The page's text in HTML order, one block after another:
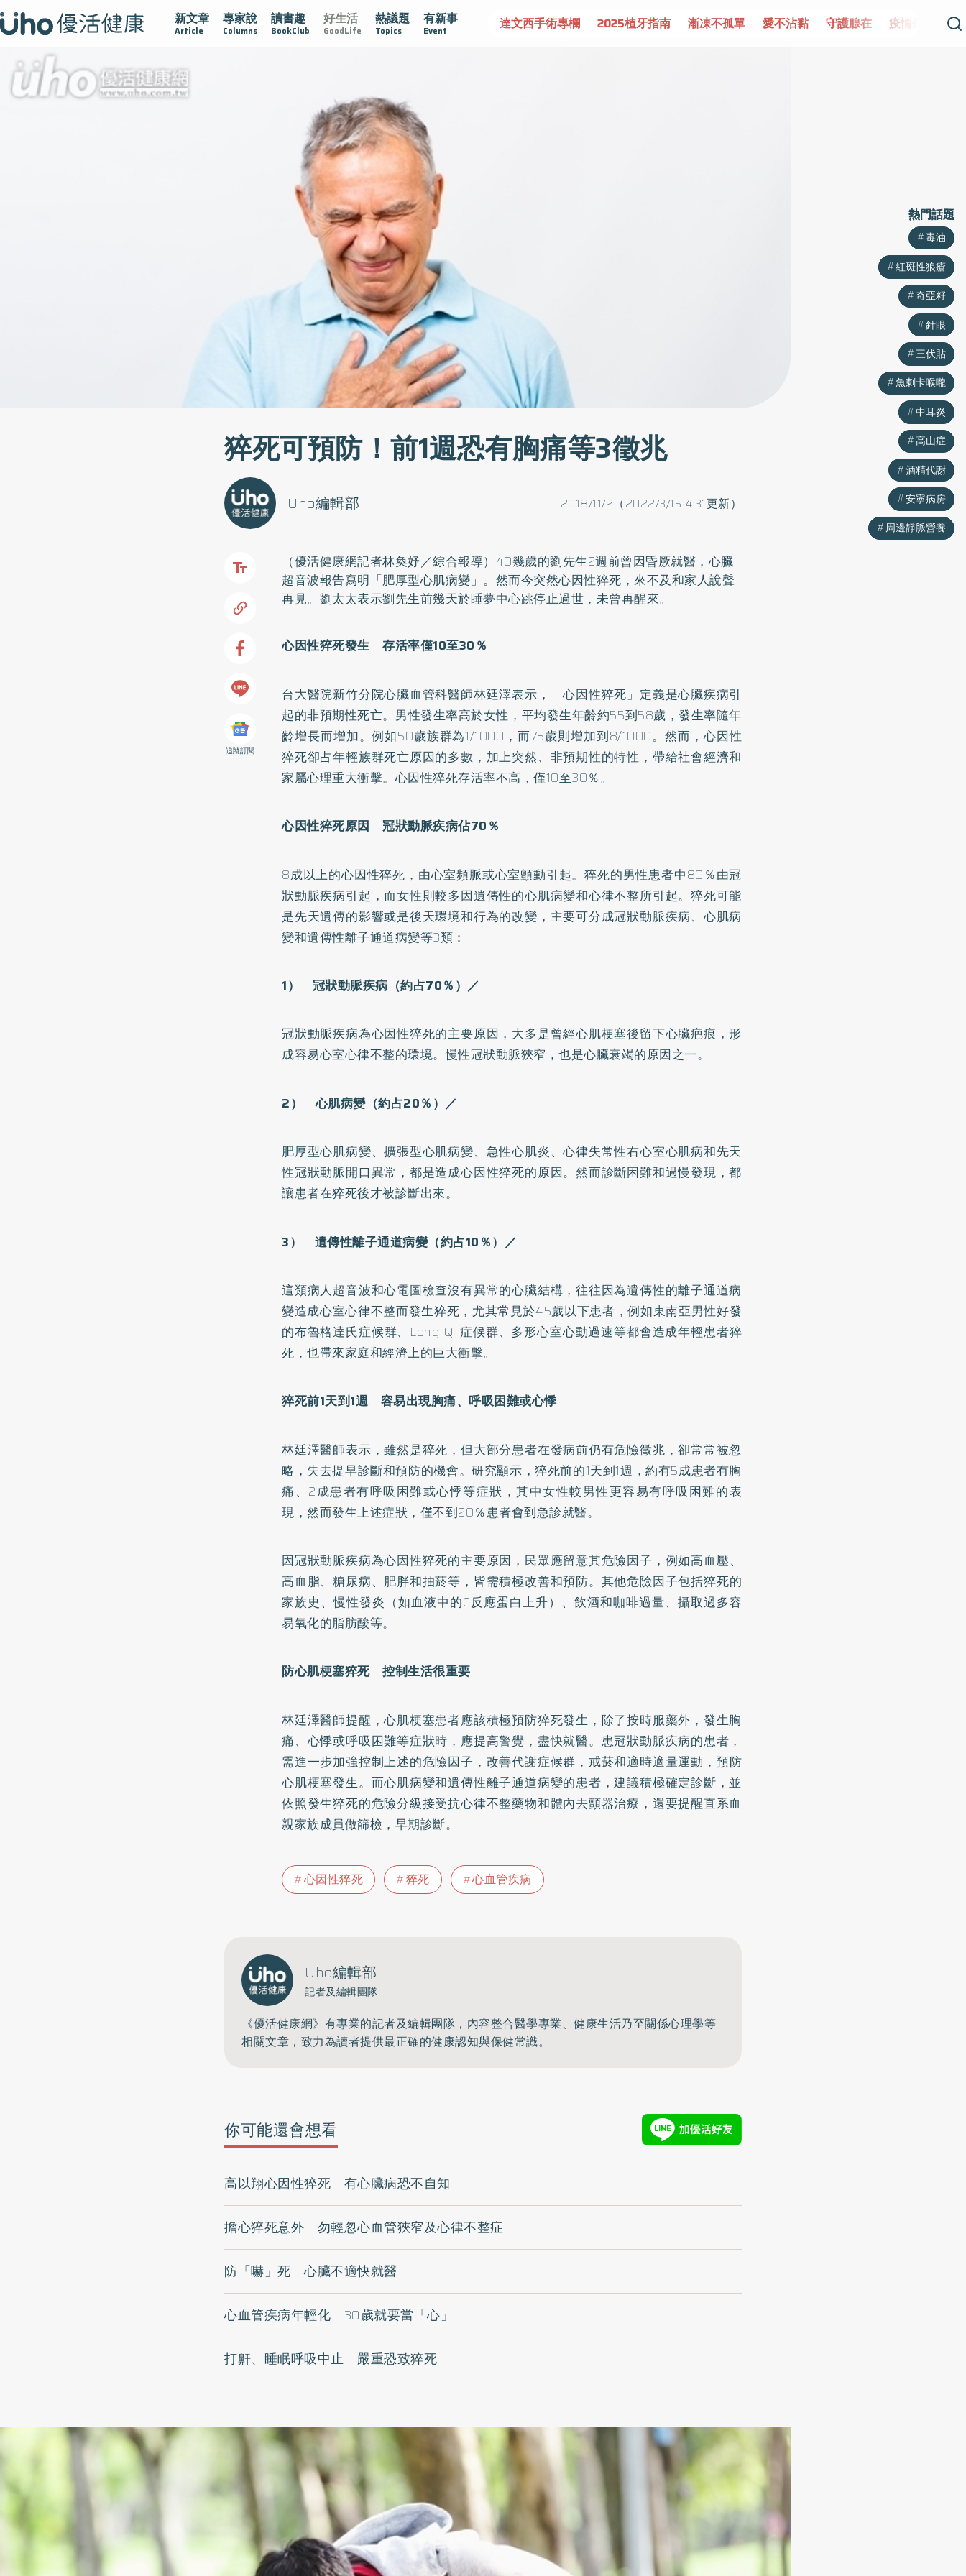
新文章
Article
專家說
Columns
讀書趣
BookClub
好生活
GoodLife
熱議題
Topics
有新事
Event
疫情保衛戰 再生醫學 愛的未來視 認識攝護腺肥大 守護骨骼健康 達文西手術專欄 2025植牙指南 漸凍不孤單 愛不沾黏 守護腺在 疫情保衛戰 再生醫學
猝死可預防！前1週恐有胸痛等3徵兆
2018/11/2（2022/3/15 4:31更新）
Uho編輯部
追蹤訂閱
（優活健康網記者林奐妤／綜合報導）40幾歲的劉先生2週前曾因昏厥就醫，心臟
超音波報告寫明「肥厚型心肌病變」。然而今突然心因性猝死，來不及和家人說聲
再見。劉太太表示劉先生前幾天於睡夢中心跳停止過世，未曾再醒來。
心因性猝死發生 存活率僅10至30％
台大醫院新竹分院心臟血管科醫師林廷澤表示，「心因性猝死」定義是心臟疾病引
起的非預期性死亡。男性發生率高於女性，平均發生年齡約55到58歲，發生率隨年
齡增長而增加。例如50歲族群為1/1000，而75歲則增加到8/1000。然而，心因性
猝死卻占年輕族群死亡原因的多數，加上突然、非預期性的特性，帶給社會經濟和
家屬心理重大衝擊。心因性猝死存活率不高，僅10至30％。
心因性猝死原因 冠狀動脈疾病佔70％
8成以上的心因性猝死，由心室頻脈或心室顫動引起。猝死的男性患者中80％由冠
狀動脈疾病引起，而女性則較多因遺傳性的心肌病變和心律不整所引起。猝死可能
是先天遺傳的影響或是後天環境和行為的改變，主要可分成冠狀動脈疾病、心肌病
變和遺傳性離子通道病變等3類：
1） 冠狀動脈疾病（約占70％）／
冠狀動脈疾病為心因性猝死的主要原因，大多是曾經心肌梗塞後留下心臟疤痕，形
成容易心室心律不整的環境。慢性冠狀動脈狹窄，也是心臟衰竭的原因之一。
2） 心肌病變（約占20％）／
肥厚型心肌病變、擴張型心肌病變、急性心肌炎、心律失常性右心室心肌病和先天
性冠狀動脈開口異常，都是造成心因性猝死的原因。然而診斷困難和過慢發現，都
讓患者在猝死後才被診斷出來。
3） 遺傳性離子通道病變（約占10％）／
這類病人超音波和心電圖檢查沒有異常的心臟結構，往往因為遺傳性的離子通道病
變造成心室心律不整而發生猝死，尤其常見於45歲以下患者，例如東南亞男性好發
的布魯格達氏症候群、Long-QT症候群、多形心室心動過速等都會造成年輕患者猝
死，也帶來家庭和經濟上的巨大衝擊。
猝死前1天到1週 容易出現胸痛、呼吸困難或心悸
林廷澤醫師表示，雖然是猝死，但大部分患者在發病前仍有危險徵兆，卻常常被忽
略，失去提早診斷和預防的機會。研究顯示，猝死前的1天到1週，約有5成患者有胸
痛、2成患者有呼吸困難或心悸等症狀，其中女性較男性更容易有呼吸困難的表
現，然而發生上述症狀，僅不到20％患者會到急診就醫。
因冠狀動脈疾病為心因性猝死的主要原因，民眾應留意其危險因子，例如高血壓、
高血脂、糖尿病、肥胖和抽菸等，皆需積極改善和預防。其他危險因子包括猝死的
家族史、慢性發炎（如血液中的C反應蛋白上升）、飲酒和咖啡過量、攝取過多容
易氧化的脂肪酸等。
防心肌梗塞猝死 控制生活很重要
林廷澤醫師提醒，心肌梗塞患者應該積極預防猝死發生，除了按時服藥外，發生胸
痛、心悸或呼吸困難等症狀時，應提高警覺，盡快就醫。患冠狀動脈疾病的患者，
需進一步加強控制上述的危險因子，改善代謝症候群， 戒菸和適時適量運動，預防
心肌梗塞發生。而心肌病變和遺傳性離子通道病變的患者，建議積極確定診斷，並
依照發生猝死的危險分級接受抗心律不整藥物和體內去顫器治療，還要提醒直系血
親家族成員做篩檢，早期診斷。
心因性猝死 猝死 心血管疾病
Uho編輯部
記者及編輯團隊
《優活健康網》有專業的記者及編輯團隊，內容整合醫學專業、健康生活乃至關係心理學等
相關文章，致力為讀者提供最正確的健康認知與保健常識。
你可能還會想看
高以翔心因性猝死 有心臟病恐不自知
擔心猝死意外 勿輕忽心血管狹窄及心律不整症
防「嚇」死 心臟不適快就醫
心血管疾病年輕化 30歲就要當「心」
打鼾、睡眠呼吸中止 嚴重恐致猝死
熱門話題
毒油
紅斑性狼瘡
奇亞籽
針眼
三伏貼
魚刺卡喉嚨
中耳炎
高山症
酒精代謝
安寧病房
周邊靜脈營養
熱門話題
毒油
紅斑性狼瘡
奇亞籽
針眼
三伏貼
魚刺卡喉嚨
中耳炎
高山症
酒精代謝
安寧病房
周邊靜脈營養